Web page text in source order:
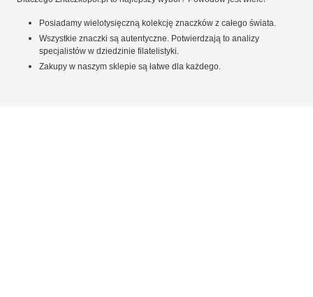
Posiadamy wielotysięczną kolekcję znaczków z całego świata.
Wszystkie znaczki są autentyczne. Potwierdzają to analizy
specjalistów w dziedzinie filatelistyki.
Zakupy w naszym sklepie są łatwe dla każdego.